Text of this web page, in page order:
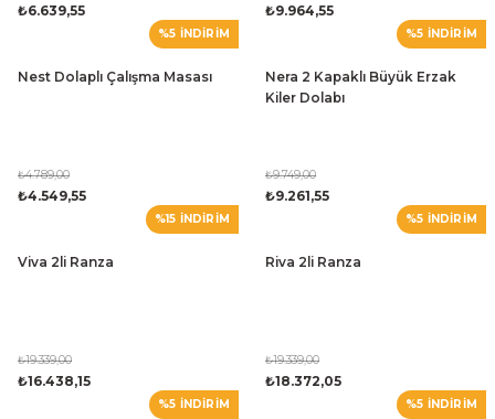
₺6.639,55 ₺9.964,55
%5 İNDİRİM
Nest Dolaplı Çalışma Masası
₺4.789,00
₺4.549,55
%5 İNDİRİM
Nera 2 Kapaklı Büyük Erzak
Kiler Dolabı
₺9.749,00
₺9.261,55
%15 İNDİRİM
Viva 2li Ranza
₺19.339,00
₺16.438,15
%5 İNDİRİM
Riva 2li Ranza
₺19.339,00
₺18.372,05
%5 İNDİRİM %5 İNDİRİM